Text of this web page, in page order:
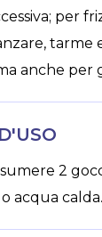
per
tarme
anche per
2
acqua calda.